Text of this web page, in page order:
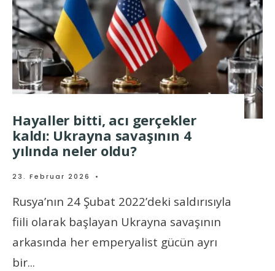
Hayaller bitti, acı gerçekler
kaldı: Ukrayna savaşının 4
yılında neler oldu?
23. Februar 2026 •
Rusya’nın 24 Şubat 2022’deki saldırısıyla
fiili olarak başlayan Ukrayna savaşının
arkasında her emperyalist gücün ayrı
bir...